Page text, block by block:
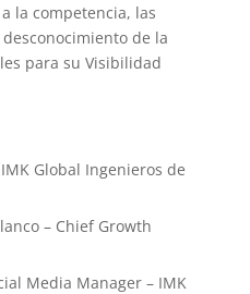
la competencia, las
de la
para su Visibilidad
Global Ingenieros de
– Chief Growth
Media Manager – IMK